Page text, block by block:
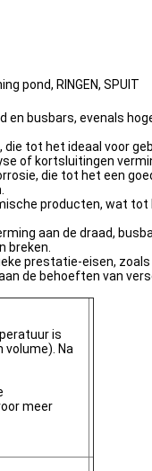
pond, RINGEN, SPUIT
busbars, evenals
tot het ideaal voor
of kortsluitingen
die tot het een
producten, wat
aan de draad,
breken.
prestatie-eisen,
de behoeften van
is
Na
meer